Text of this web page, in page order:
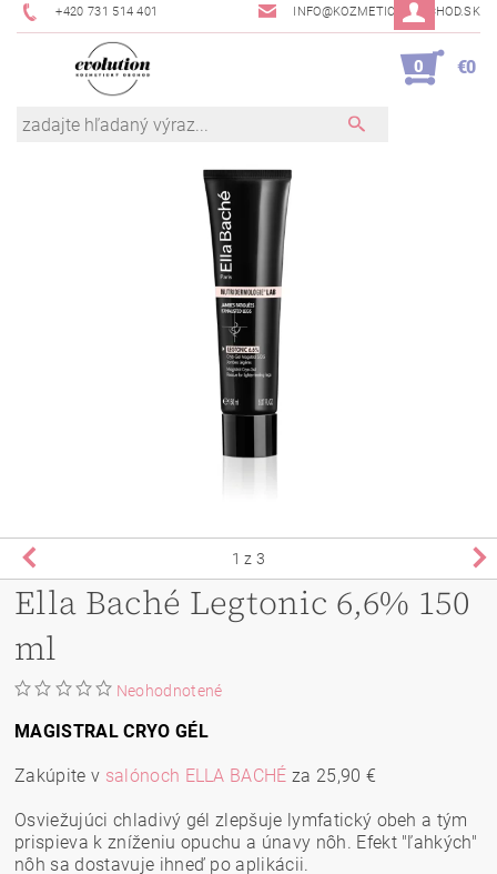
+420 731 514 401 INFO@KOZMETICKYOBCHOD.SK
0 €0
1 z 3
Ella Baché Legtonic 6,6% 150
ml
Neohodnotené
MAGISTRAL CRYO GÉL
Zakúpite v salónoch ELLA BACHÉ za 25,90 €
Osviežujúci chladivý gél zlepšuje lymfatický obeh a tým
prispieva k zníženiu opuchu a únavy nôh. Efekt "ľahkých"
nôh sa dostavuje ihneď po aplikácii.